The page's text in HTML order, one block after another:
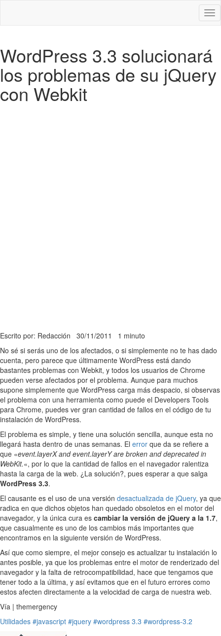
WordPress 3.3 solucionará
los problemas de su jQuery
con Webkit
Escrito por: Redacción 30/11/2011 1 minuto
No sé si serás uno de los afectados, o si simplemente no te has dado
cuenta, pero parece que últimamente WordPress está dando
bastantes problemas con Webkit, y todos los usuarios de Chrome
pueden verse afectados por el problema. Aunque para muchos
supone simplemente que WordPress carga más despacio, si observas
el problema con una herramienta como puede el Developers Tools
para Chrome, puedes ver gran cantidad de fallos en el código de tu
instalación de WordPress.
El problema es simple, y tiene una solución sencilla, aunque esta no
llegará hasta dentro de unas semanas. El error que da se refiere a
que «event.layerX and event.layerY are broken and deprecated in
WebKit.«, por lo que la cantidad de fallos en el navegador ralentiza
hasta la carga de la web. ¿La solución?, pues esperar a que salga
WordPress 3.3.
El causante es el uso de una versión desactualizada de jQuery, ya que
radica en que dichos objetos han quedado obsoletos en el motor del
navegador, y la única cura es cambiar la versión de jQuery a la 1.7,
que casualmente es uno de los cambios más importantes que
encontramos en la siguiente versión de WordPress.
Así que como siempre, el mejor consejo es actualizar tu instalación lo
antes posible, ya que los problemas entre el motor de renderizado del
navegador y la falta de retrocompatibilidad, hace que tengamos que
tener todo a la última, y así evitamos que en el futuro errores como
estos afecten directamente a la velocidad de carga de nuestra web.
Vía | themergency
Utilidades #javascript #jquery #wordpress 3.3 #wordpress-3.2